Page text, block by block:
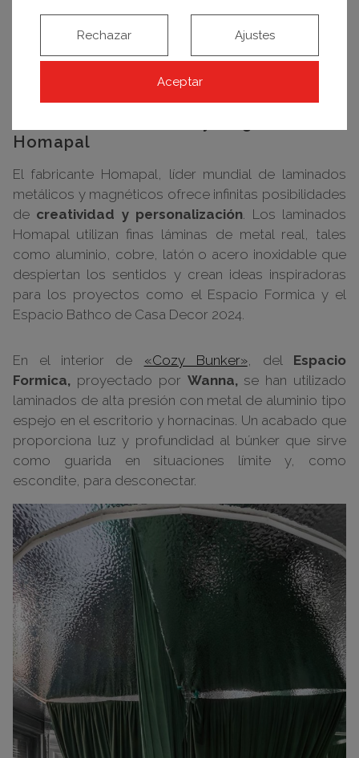
Espacio Formica por Wanna en Casa Decor 2024. Foto: Asier Rua
Homapal
El fabricante Homapal, líder mundial de laminados
metálicos y magnéticos ofrece infinitas posibilidades
de creatividad y personalización . Los laminados
Homapal utilizan finas láminas de metal real, tales
como aluminio, cobre, latón o acero inoxidable que
despiertan los sentidos y crean ideas inspiradoras
para los proyectos como el Espacio Formica y el
Espacio Bathco de Casa Decor 2024.
En el interior de «Cozy Bunker», del Espacio
Formica, proyectado por Wanna,se han utilizado
laminados de alta presión con metal de aluminio tipo
espejo en el escritorio y hornacinas. Un acabado que
proporciona luz y profundidad al búnker que sirve
como guarida en situaciones límite y, como
escondite, para desconectar.
Aceptar
Rechazar Ajustes